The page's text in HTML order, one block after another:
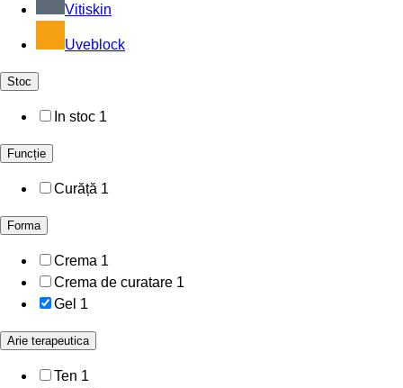
Vitiskin
Uveblock
Stoc
In stoc 1
Funcție
Curăță 1
Forma
Crema 1
Crema de curatare 1
Gel 1
Arie terapeutica
Ten 1